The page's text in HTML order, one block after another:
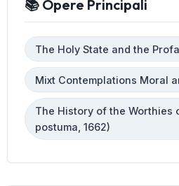
📚 Opere Principali
The Holy State and the
Mixt Contemplations Moral
The History of the Worthies
postuma, 1662)